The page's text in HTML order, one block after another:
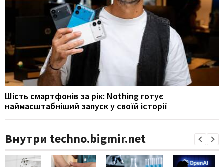
Шість смартфонів за рік: Nothing готує
наймасштабніший запуск у своїй історії
Внутри techno.bigmir.net